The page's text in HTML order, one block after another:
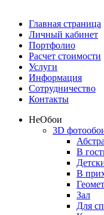
Главная страница
Личный кабинет
Портфолио
Расчет стоимости
Услуги
Информация
Сотрудничество
Контакты
НеОбои
3D
В
В
Зал
Для